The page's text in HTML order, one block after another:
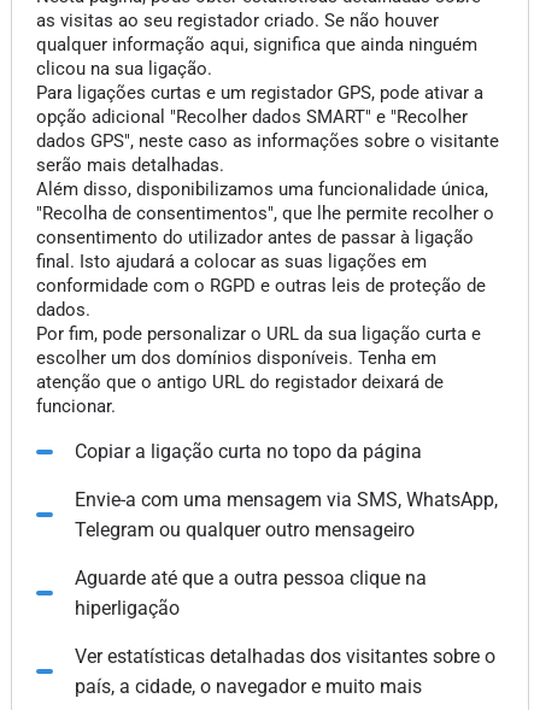
as visitas ao seu registador criado. Se não houver
qualquer informação aqui, significa que ainda ninguém
clicou na sua ligação.
Para ligações curtas e um registador GPS, pode ativar a
opção adicional "Recolher dados SMART" e "Recolher
dados GPS", neste caso as informações sobre o visitante
serão mais detalhadas.
Além disso, disponibilizamos uma funcionalidade única,
"Recolha de consentimentos", que lhe permite recolher o
consentimento do utilizador antes de passar à ligação
final. Isto ajudará a colocar as suas ligações em
conformidade com o RGPD e outras leis de proteção de
dados.
Por fim, pode personalizar o URL da sua ligação curta e
escolher um dos domínios disponíveis. Tenha em
atenção que o antigo URL do registador deixará de
funcionar.
Copiar a ligação curta no topo da página
Envie-a com uma mensagem via SMS, WhatsApp,
Telegram ou qualquer outro mensageiro
Aguarde até que a outra pessoa clique na
hiperligação
Ver estatísticas detalhadas dos visitantes sobre o
país, a cidade, o navegador e muito mais